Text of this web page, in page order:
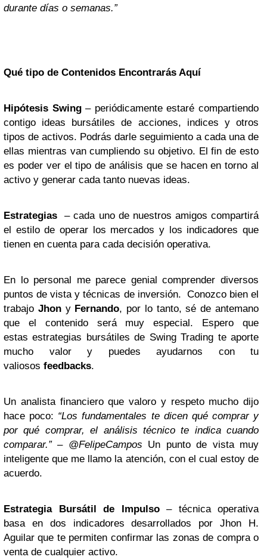
durante días o semanas.”
Qué tipo de Contenidos Encontrarás Aquí
Hipótesis Swing– periódicamente estaré compartiendo
contigo ideas bursátiles de acciones, indices y otros
tipos de activos. Podrás darle seguimiento a cada una de
ellas mientras van cumpliendo su objetivo. El fin de esto
es poder ver el tipo de análisis que se hacen en torno al
activo y generar cada tanto nuevas ideas.
Estrategias – cada uno de nuestros amigos compartirá
el estilo de operar los mercados y los indicadores que
tienen en cuenta para cada decisión operativa.
En lo personal me parece genial comprender diversos
puntos de vista y técnicas de inversión. Conozco bien el
trabajo Jhony Fernando, por lo tanto, sé de antemano
que el contenido será muy especial. Espero que
estas estrategias bursátiles de Swing Trading te aporte
mucho valor y puedes ayudarnos con tu
valiosos feedbacks.
Un analista financiero que valoro y respeto mucho dijo
hace poco: “Los fundamentales te dicen qué comprar y
por qué comprar, el análisis técnico te indica cuando
comparar.” – @FelipeCampos Un punto de vista muy
inteligente que me llamo la atención, con el cual estoy de
acuerdo.
Estrategia Bursátil de Impulso– técnica operativa
basa en dos indicadores desarrollados por Jhon H.
Aguilar que te permiten confirmar las zonas de compra o
venta de cualquier activo.